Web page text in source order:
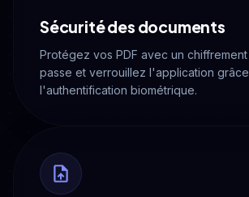
Sécurité des documents
Protégez vos PDF avec un
passe et verrouillez l'application
l'authentification biométrique.